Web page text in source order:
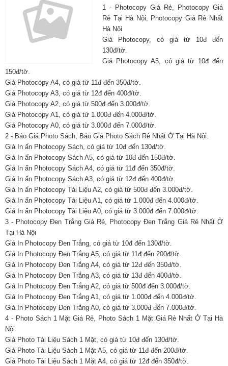
1 - Photocopy Giá Rẻ, Photocopy Giá
Rẻ Tại Hà Nội, Photocopy Giá Rẻ Nhất
Hà Nội
Giá Photocopy, có giá từ 10đ đến
130đ/tờ.
Giá Photocopy A5, có giá từ 10đ đến
150đ/tờ.
Giá Photocopy A4, có giá từ 11đ đến 350đ/tờ.
Giá Photocopy A3, có giá từ 12đ đến 400đ/tờ.
Giá Photocopy A2, có giá từ 500đ đến 3.000đ/tờ.
Giá Photocopy A1, có giá từ 1.000đ đến 4.000đ/tờ.
Giá Photocopy A0, có giá từ 3.000đ đến 7.000đ/tờ.
2 - Báo Giá Photo Sách, Báo Giá Photo Sách Rẻ Nhất Ở Tại Hà Nội.
Giá In ấn Photocopy Sách, có giá từ 10đ đến 130đ/tờ.
Giá In ấn Photocopy Sách A5, có giá từ 10đ đến 150đ/tờ.
Giá In ấn Photocopy Sách A4, có giá từ 11đ đến 350đ/tờ.
Giá In ấn Photocopy Sách A3, có giá từ 12đ đến 400đ/tờ.
Giá In ấn Photocopy Tài Liệu A2, có giá từ 500đ đến 3.000đ/tờ.
Giá In ấn Photocopy Tài Liệu A1, có giá từ 1.000đ đến 4.000đ/tờ.
Giá In ấn Photocopy Tài Liệu A0, có giá từ 3.000đ đến 7.000đ/tờ.
3 - Photocopy Đen Trắng Giá Rẻ, Photocopy Đen Trắng Giá Rẻ Nhất Ở
Tại Hà Nội
Giá In Photocopy Đen Trắng, có giá từ 10đ đến 130đ/tờ.
Giá In Photocopy Đen Trắng A5, có giá từ 11đ đến 200đ/tờ.
Giá In Photocopy Đen Trắng A4, có giá từ 12đ đến 350đ/tờ.
Giá In Photocopy Đen Trắng A3, có giá từ 13đ đến 400đ/tờ.
Giá In Photocopy Đen Trắng A2, có giá từ 500đ đến 3.000đ/tờ.
Giá In Photocopy Đen Trắng A1, có giá từ 1.000đ đến 4.000đ/tờ.
Giá In Photocopy Đen Trắng A0, có giá từ 3.000đ đến 7.000đ/tờ.
4 - Photo Sách 1 Mặt Giá Rẻ, Photo Sách 1 Mặt Giá Rẻ Nhất Ở Tại Hà
Nội
Giá Photo Tài Liệu Sách 1 Mặt, có giá từ 10đ đến 130đ/tờ.
Giá Photo Tài Liệu Sách 1 Mặt A5, có giá từ 11đ đến 200đ/tờ.
Giá Photo Tài Liệu Sách 1 Mặt A4, có giá từ 12đ đến 350đ/tờ.